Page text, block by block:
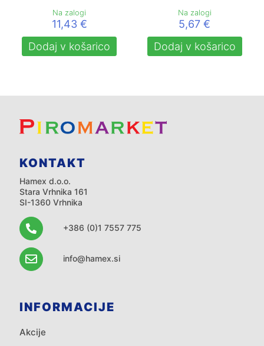
Na zalogi
11,43 €
Dodaj v košarico
Na zalogi
5,67€
Dodaj v košarico
KONTAKT
Hamex d.o.o.
Stara Vrhnika 161
SI-1360 Vrhnika
+386 (0)1 7557 775
info@hamex.si
INFORMACIJE
Akcije